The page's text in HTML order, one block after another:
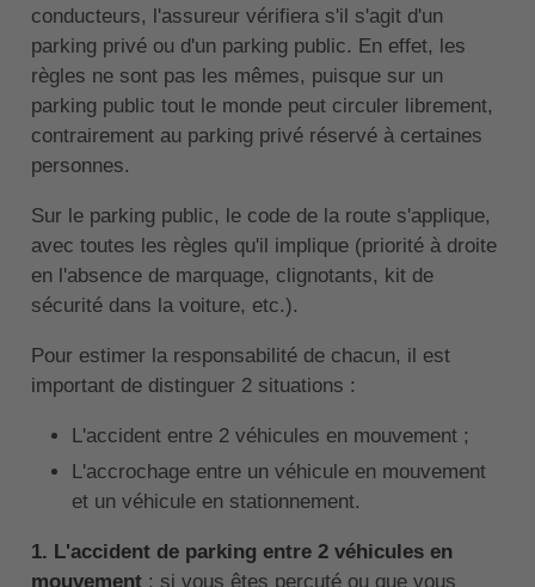
conducteurs, l'assureur vérifiera s'il s'agit d'un
parking privé ou d'un parking public. En effet, les
règles ne sont pas les mêmes, puisque sur un
parking public tout le monde peut circuler librement,
contrairement au parking privé réservé à certaines
personnes.
Sur le parking public, le code de la route s'applique,
avec toutes les règles qu'il implique (priorité à droite
en l'absence de marquage, clignotants, kit de
sécurité dans la voiture, etc.).
Pour estimer la responsabilité de chacun, il est
important de distinguer 2 situations :
L'accident entre 2 véhicules en mouvement ;
L'accrochage entre un véhicule en mouvement
et un véhicule en stationnement.
1. L'accident de parking entre 2 véhicules en
mouvement : si vous êtes percuté ou que vous